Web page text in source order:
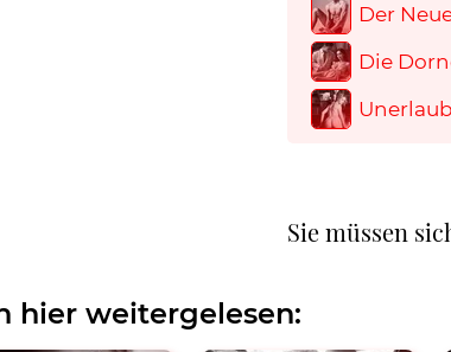
Der
Die
Sie müssen
hier weitergelesen: